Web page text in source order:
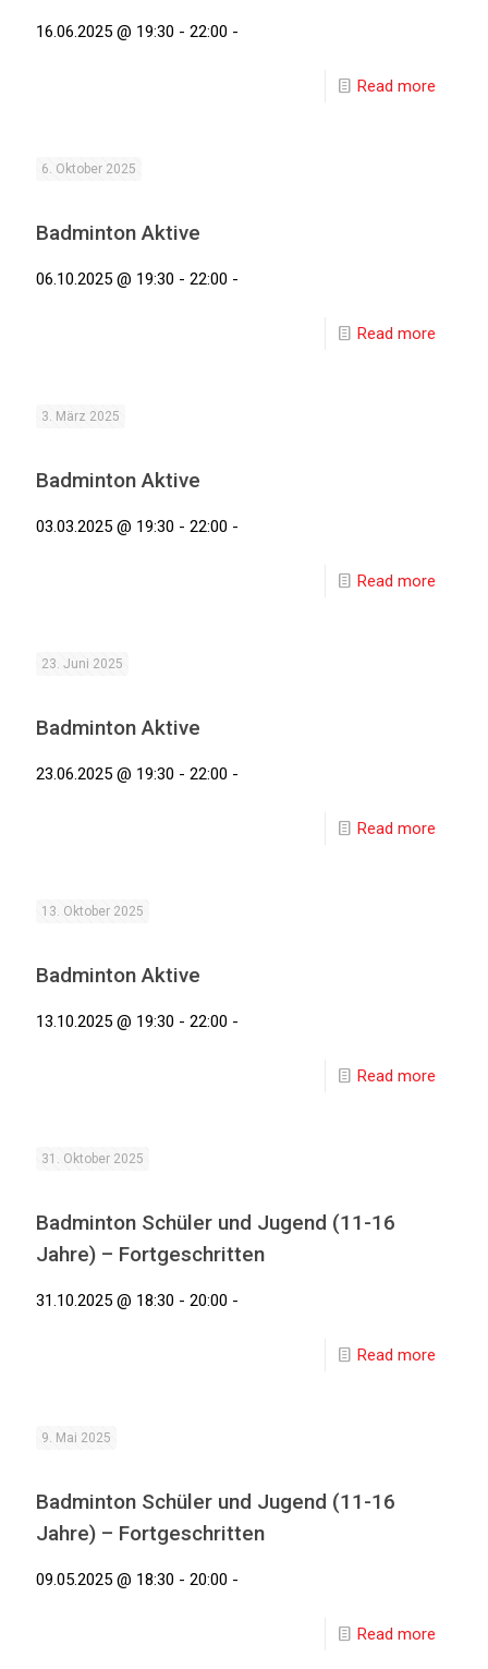
16.06.2025 @ 19:30 - 22:00 -
Read more
6. Oktober 2025
Badminton Aktive
06.10.2025 @ 19:30 - 22:00 -
Read more
3. März 2025
Badminton Aktive
03.03.2025 @ 19:30 - 22:00 -
Read more
23. Juni 2025
Badminton Aktive
23.06.2025 @ 19:30 - 22:00 -
Read more
13. Oktober 2025
Badminton Aktive
13.10.2025 @ 19:30 - 22:00 -
Read more
31. Oktober 2025
Badminton Schüler und Jugend (11-16
Jahre) – Fortgeschritten
31.10.2025 @ 18:30 - 20:00 -
Read more
9. Mai 2025
Badminton Schüler und Jugend (11-16
Jahre) – Fortgeschritten
09.05.2025 @ 18:30 - 20:00 -
Read more